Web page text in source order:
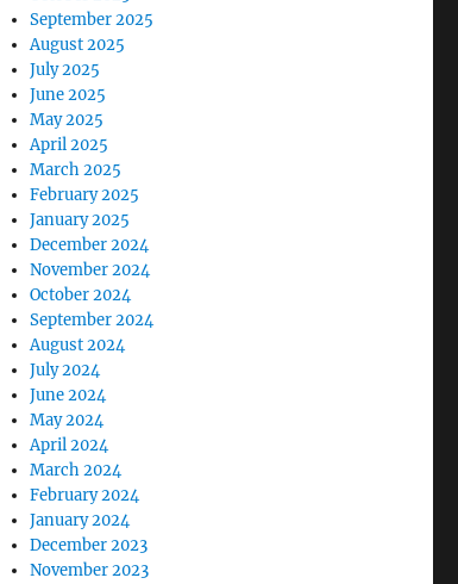
September 2025
August 2025
July 2025
June 2025
May 2025
April 2025
March 2025
February 2025
January 2025
December 2024
November 2024
October 2024
September 2024
August 2024
July 2024
June 2024
May 2024
April 2024
March 2024
February 2024
January 2024
December 2023
November 2023